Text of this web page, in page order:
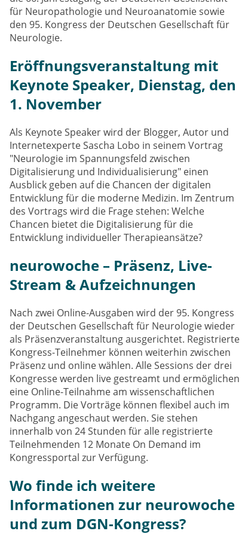
für Neuropathologie und Neuroanatomie sowie
den 95. Kongress der Deutschen Gesellschaft für
Neurologie.
Eröffnungsveranstaltung mit
Keynote Speaker, Dienstag, den
1. November
Als Keynote Speaker wird der Blogger, Autor und
Internetexperte Sascha Lobo in seinem Vortrag
"Neurologie im Spannungsfeld zwischen
Digitalisierung und Individualisierung" einen
Ausblick geben auf die Chancen der digitalen
Entwicklung für die moderne Medizin. Im Zentrum
des Vortrags wird die Frage stehen: Welche
Chancen bietet die Digitalisierung für die
Entwicklung individueller Therapieansätze?
neurowoche – Präsenz, Live-
Stream & Aufzeichnungen
Nach zwei Online-Ausgaben wird der 95. Kongress
der Deutschen Gesellschaft für Neurologie wieder
als Präsenzveranstaltung ausgerichtet. Registrierte
Kongress-Teilnehmer können weiterhin zwischen
Präsenz und online wählen. Alle Sessions der drei
Kongresse werden live gestreamt und ermöglichen
eine Online-Teilnahme am wissenschaftlichen
Programm. Die Vorträge können flexibel auch im
Nachgang angeschaut werden. Sie stehen
innerhalb von 24 Stunden für alle registrierte
Teilnehmenden 12 Monate On Demand im
Kongressportal zur Verfügung.
Wo finde ich weitere
Informationen zur neurowoche
und zum DGN-Kongress?